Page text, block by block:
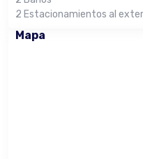
2 Estacionamientos al
Mapa